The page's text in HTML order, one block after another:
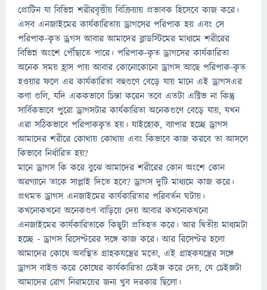
প্রোটিন যা বিভিন্ন শরীরবৃত্তীয় বিক্রিয়ায় প্রভাবক হিসেবে কাজ করে।
এসব এনজাইমের কার্যকারিতায় ড্রাগসের পরিপাক হয় এবং সে
পরিপাক-কৃত ড্রগস আবার আমাদের ব্লাডস্টিমের মাধ্যমে শরীরের
বিভিন্ন অংশে পৌঁছাতে পারে। পরিপাক-কৃত ড্রাগসের কার্যকারিতা
অনেক সময় হ্রাস পায় আবার কোনোকোনো ড্রাগস আছে পরিপাক-কৃত
হওয়ার ফলে এর কার্যকারিতা বহুগুণে বেড়ে যায় মানে এই ড্রাগসএর
কণা গুলি, যদি এককভাবে চিন্তা করেন তবে এতটা এক্টিভ না কিন্তু
সার্বিকভাবে পুরো ড্রাগসটার কার্যকারিতা অনেকগুণে বেড়ে যায়, যখন
এরা সঠিকভাবে পরিপাককৃত হয়। যাইহোক, ব্যাপার হচ্ছে ড্রাগস
আমাদের শরীরে কোথায় কোথায় এবং কিভাবে কাজ করবে তা আসলে
কিভাবে নির্ধারিত হয়?
মানে ড্রাগস কি করে বুঝে আমাদের শরীরের কোন অংশে কোন
অরগ্যানে তাকে সাপ্লাই দিতে হবে? ড্রাগস দুটি মাধ্যমে কাজ করে।
প্রথমত ড্রাগস এনজাইমের কার্যকারিতার পরিবর্তন ঘটায়।
কখনোকখনো অনেকগুণ বাড়িয়ে দেয় আবার কখনোকখনো
এনজাইমের কার্যকারিতাকে কিছুটা প্রতিহত করে। আর দ্বিতীয় মাধ্যমটা
হচ্ছে - ড্রাগস রিসেপ্টরের সঙ্গে কাজ করে। আর রিসেপ্টর হলো
আমাদের কোষে অবস্থিত গ্রাহকযন্ত্রের মতো, এই গ্রাহকযন্ত্রের সঙ্গে
ড্রাগস বাইন্ড করে কোষের কার্যকারিতা চেইঞ্জ করে দেয়, যে চেইঞ্জটা
আমাদের রোগ নিরাময়ের জন্য খুব দরকার ছিলো।